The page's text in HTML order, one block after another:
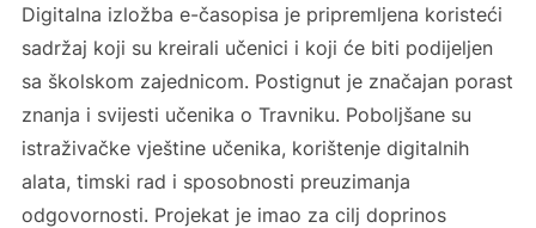
Digitalna izložba e-časopisa je pripremljena koristeći
sadržaj koji su kreirali učenici i koji će biti podijeljen
sa školskom zajednicom. Postignut je značajan porast
znanja i svijesti učenika o Travniku. Poboljšane su
istraživačke vještine učenika, korištenje digitalnih
alata, timski rad i sposobnosti preuzimanja
odgovornosti. Projekat je imao za cilj doprinos